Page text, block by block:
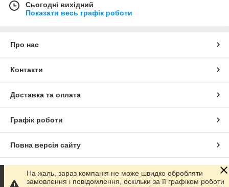
Сьогодні вихідний
Показати весь графік роботи
Про нас
Контакти
Доставка та оплата
Графік роботи
Повна версія сайту
Сайт створено на маркетплейсі
На жаль, зараз компанія не може швидко обробляти
замовлення і повідомлення, оскільки за її графіком роботи